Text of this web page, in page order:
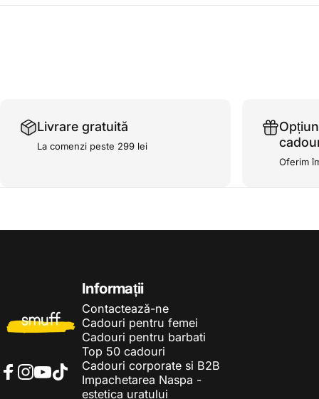
Livrare gratuită
La comenzi peste 299 lei
Oferim
TikTok
Informații
Contactează-ne
Cadouri pentru femei
Cadouri pentru barbati
Top 50 cadouri
Cadouri corporate si B2B
Impachetarea Naspa -
estetica uratului